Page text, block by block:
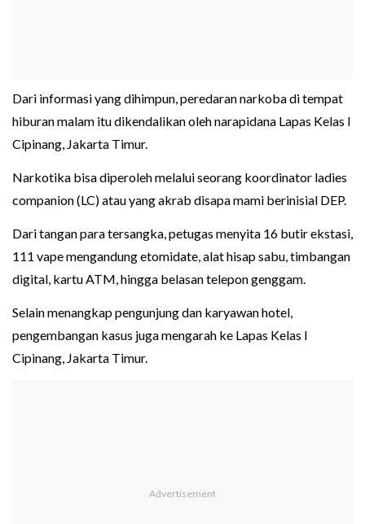
Dari informasi yang dihimpun, peredaran narkoba di tempat
hiburan malam itu dikendalikan oleh narapidana Lapas Kelas I
Cipinang, Jakarta Timur.
Narkotika bisa diperoleh melalui seorang koordinator ladies
companion (LC) atau yang akrab disapa mami berinisial DEP.
Dari tangan para tersangka, petugas menyita 16 butir ekstasi,
111 vape mengandung etomidate, alat hisap sabu, timbangan
digital, kartu ATM, hingga belasan telepon genggam.
Selain menangkap pengunjung dan karyawan hotel,
pengembangan kasus juga mengarah ke Lapas Kelas I
Cipinang, Jakarta Timur.